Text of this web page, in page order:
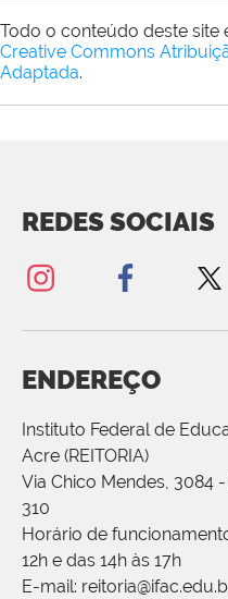
Todo o conteúdo deste site
Creative Commons
Adaptada.
REDES SOCIAIS
ENDEREÇO
Instituto Federal de
Acre (REITORIA)
Via Chico Mendes, 3084
310
Horário de
12h e das 14h às 17h
E-mail: